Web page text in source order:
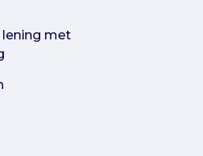
lening met